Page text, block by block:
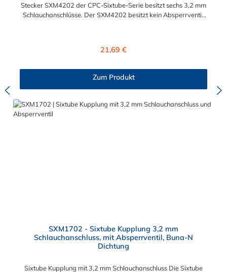
Stecker SXM4202 der CPC-Sixtube-Serie besitzt sechs 3,2 mm
Schlauchanschlüsse. Der SXM4202 besitzt kein Absperrventil.
(Polypropylen)
Regulärer Preis:
21,69 €
Zum Produkt
SXM1702 - Sixtube Kupplung 3,2 mm
Schlauchanschluss, mit Absperrventil, Buna-N
Dichtung
Sixtube Kupplung mit 3,2 mm Schlauchanschluss Die Sixtube